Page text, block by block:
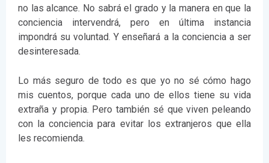
no las alcance. No sabrá el grado y la manera en que la
conciencia intervendrá, pero en última instancia
impondrá su voluntad. Y enseñará a la conciencia a ser
desinteresada.
Lo más seguro de todo es que yo no sé cómo hago
mis cuentos, porque cada uno de ellos tiene su vida
extraña y propia. Pero también sé que viven peleando
con la conciencia para evitar los extranjeros que ella
les recomienda.